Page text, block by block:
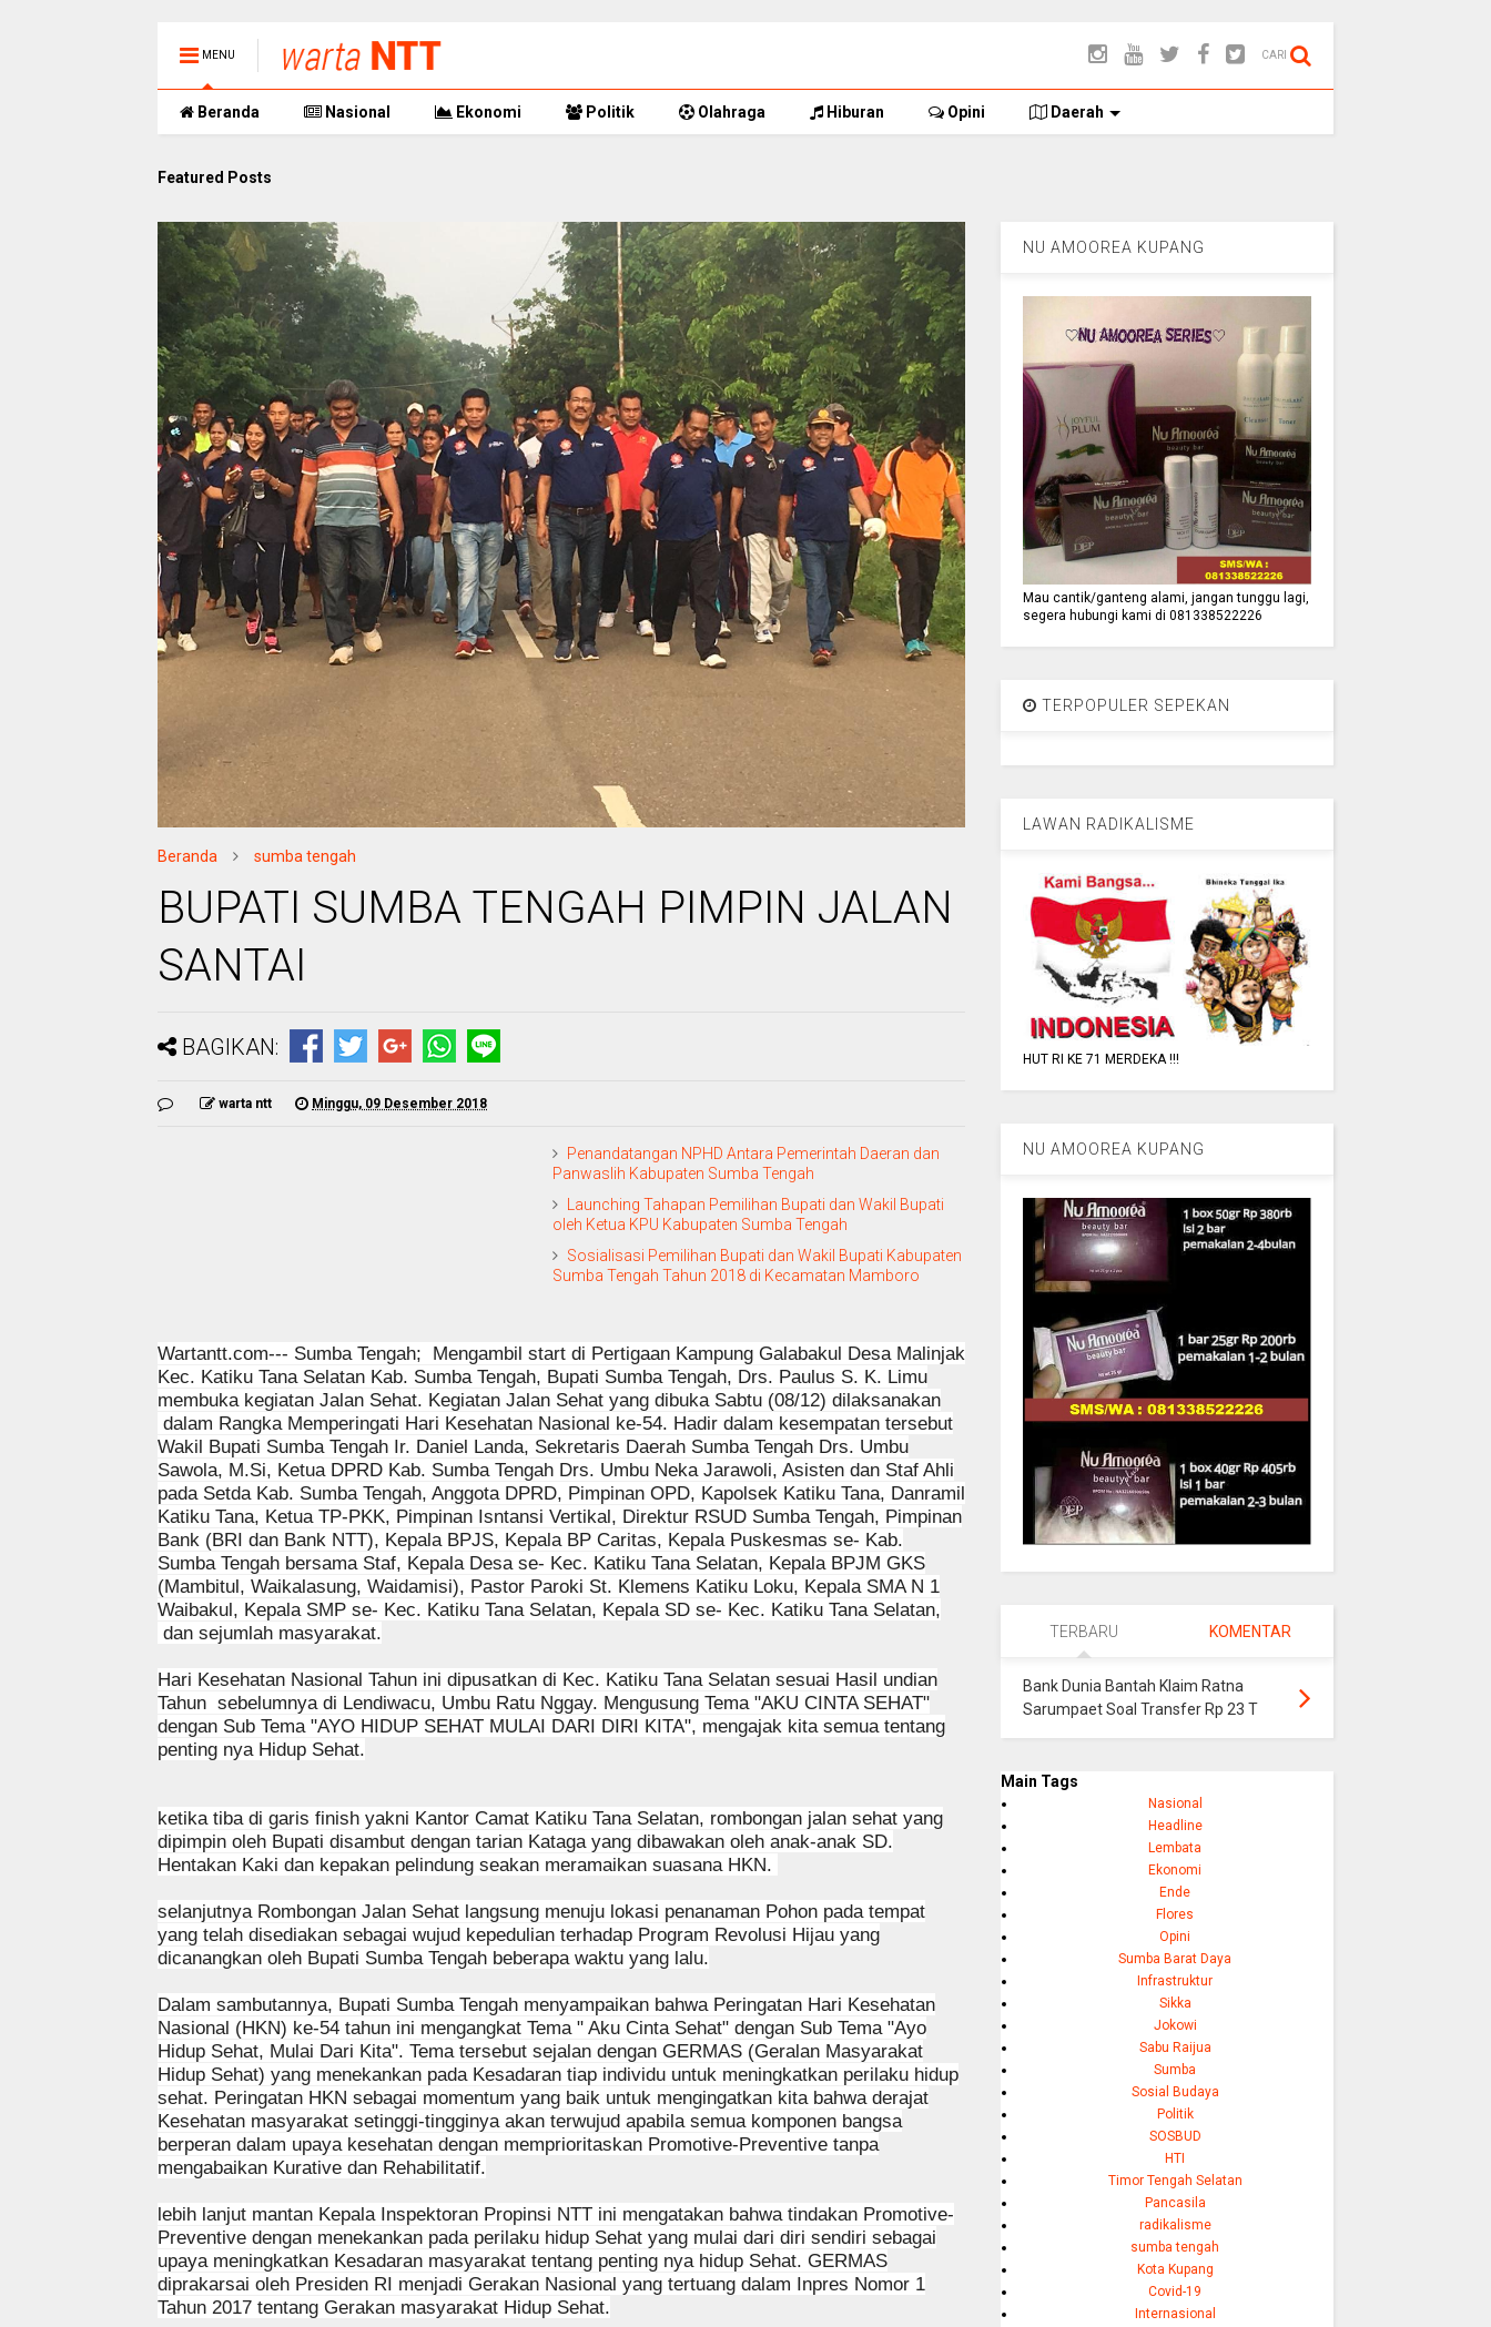
MENU CARI
Beranda Nasional Ekonomi Politik Olahraga Hiburan Opini Daerah
Featured Posts
Beranda sumba tengah
BUPATI SUMBA TENGAH PIMPIN JALAN
SANTAI
BAGIKAN:
warta ntt Minggu, 09 Desember 2018
Penandatangan NPHD Antara Pemerintah Daeran dan
Panwaslih Kabupaten Sumba Tengah
Launching Tahapan Pemilihan Bupati dan Wakil Bupati
oleh Ketua KPU Kabupaten Sumba Tengah
Sosialisasi Pemilihan Bupati dan Wakil Bupati Kabupaten
Sumba Tengah Tahun 2018 di Kecamatan Mamboro
Wartantt.com--- Sumba Tengah; Mengambil start di Pertigaan Kampung Galabakul Desa Malinjak
Kec. Katiku Tana Selatan Kab. Sumba Tengah, Bupati Sumba Tengah, Drs. Paulus S. K. Limu
membuka kegiatan Jalan Sehat. Kegiatan Jalan Sehat yang dibuka Sabtu (08/12) dilaksanakan
dalam Rangka Memperingati Hari Kesehatan Nasional ke-54. Hadir dalam kesempatan tersebut
Wakil Bupati Sumba Tengah Ir. Daniel Landa, Sekretaris Daerah Sumba Tengah Drs. Umbu
Sawola, M.Si, Ketua DPRD Kab. Sumba Tengah Drs. Umbu Neka Jarawoli, Asisten dan Staf Ahli
pada Setda Kab. Sumba Tengah, Anggota DPRD, Pimpinan OPD, Kapolsek Katiku Tana, Danramil
Katiku Tana, Ketua TP-PKK, Pimpinan Isntansi Vertikal, Direktur RSUD Sumba Tengah, Pimpinan
Bank (BRI dan Bank NTT), Kepala BPJS, Kepala BP Caritas, Kepala Puskesmas se- Kab.
Sumba Tengah bersama Staf, Kepala Desa se- Kec. Katiku Tana Selatan, Kepala BPJM GKS
(Mambitul, Waikalasung, Waidamisi), Pastor Paroki St. Klemens Katiku Loku, Kepala SMA N 1
Waibakul, Kepala SMP se- Kec. Katiku Tana Selatan, Kepala SD se- Kec. Katiku Tana Selatan,
dan sejumlah masyarakat.
Hari Kesehatan Nasional Tahun ini dipusatkan di Kec. Katiku Tana Selatan sesuai Hasil undian
Tahun sebelumnya di Lendiwacu, Umbu Ratu Nggay. Mengusung Tema "AKU CINTA SEHAT"
dengan Sub Tema "AYO HIDUP SEHAT MULAI DARI DIRI KITA", mengajak kita semua tentang
penting nya Hidup Sehat.
ketika tiba di garis finish yakni Kantor Camat Katiku Tana Selatan, rombongan jalan sehat yang
dipimpin oleh Bupati disambut dengan tarian Kataga yang dibawakan oleh anak-anak SD.
Hentakan Kaki dan kepakan pelindung seakan meramaikan suasana HKN.
selanjutnya Rombongan Jalan Sehat langsung menuju lokasi penanaman Pohon pada tempat
yang telah disediakan sebagai wujud kepedulian terhadap Program Revolusi Hijau yang
dicanangkan oleh Bupati Sumba Tengah beberapa waktu yang lalu.
Dalam sambutannya, Bupati Sumba Tengah menyampaikan bahwa Peringatan Hari Kesehatan
Nasional (HKN) ke-54 tahun ini mengangkat Tema " Aku Cinta Sehat" dengan Sub Tema "Ayo
Hidup Sehat, Mulai Dari Kita". Tema tersebut sejalan dengan GERMAS (Geralan Masyarakat
Hidup Sehat) yang menekankan pada Kesadaran tiap individu untuk meningkatkan perilaku hidup
sehat. Peringatan HKN sebagai momentum yang baik untuk mengingatkan kita bahwa derajat
Kesehatan masyarakat setinggi-tingginya akan terwujud apabila semua komponen bangsa
berperan dalam upaya kesehatan dengan memprioritaskan Promotive-Preventive tanpa
mengabaikan Kurative dan Rehabilitatif.
lebih lanjut mantan Kepala Inspektoran Propinsi NTT ini mengatakan bahwa tindakan Promotive-
Preventive dengan menekankan pada perilaku hidup Sehat yang mulai dari diri sendiri sebagai
upaya meningkatkan Kesadaran masyarakat tentang penting nya hidup Sehat. GERMAS
diprakarsai oleh Presiden RI menjadi Gerakan Nasional yang tertuang dalam Inpres Nomor 1
Tahun 2017 tentang Gerakan masyarakat Hidup Sehat.
NU AMOOREA KUPANG
Mau cantik/ganteng alami, jangan tunggu lagi,
segera hubungi kami di 081338522226
TERPOPULER SEPEKAN
LAWAN RADIKALISME
HUT RI KE 71 MERDEKA !!!
NU AMOOREA KUPANG
TERBARU KOMENTAR
Bank Dunia Bantah Klaim Ratna
Sarumpaet Soal Transfer Rp 23 T
Main Tags
Nasional
Headline
Lembata
Ekonomi
Ende
Flores
Opini
Sumba Barat Daya
Infrastruktur
Sikka
Jokowi
Sabu Raijua
Sumba
Sosial Budaya
Politik
SOSBUD
HTI
Timor Tengah Selatan
Pancasila
radikalisme
sumba tengah
Kota Kupang
Covid-19
Internasional